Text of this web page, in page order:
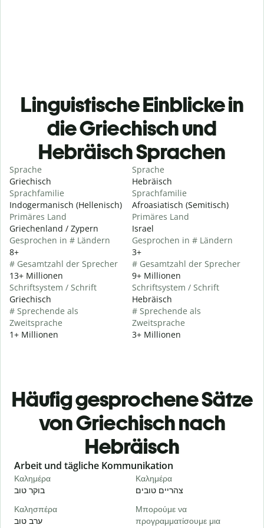
Linguistische Einblicke in
die Griechisch und
Hebräisch Sprachen
Sprache
Griechisch
Sprachfamilie
Indogermanisch (Hellenisch)
Primäres Land
Griechenland / Zypern
Gesprochen in # Ländern
8+
# Gesamtzahl der Sprecher
13+ Millionen
Schriftsystem / Schrift
Griechisch
# Sprechende als
Zweitsprache
1+ Millionen
Sprache
Hebräisch
Sprachfamilie
Afroasiatisch (Semitisch)
Primäres Land
Israel
Gesprochen in # Ländern
3+
# Gesamtzahl der Sprecher
9+ Millionen
Schriftsystem / Schrift
Hebräisch
# Sprechende als
Zweitsprache
3+ Millionen
Häufig gesprochene Sätze
von Griechisch nach
Hebräisch
Slide 1 of 6
Arbeit und tägliche Kommunikation
Καλημέρα
בוקר טוב
Καλημέρα
צהריים טובים
Καλησπέρα
ערב טוב
Μπορούμε να
προγραμματίσουμε μια